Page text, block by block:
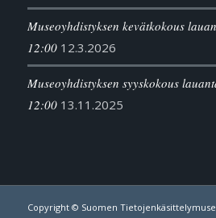
Museoyhdistyksen kevätkokous
12:00 12.3.2026
Museoyhdistyksen syyskokous
12:00 13.11.2025
Copyright © Suomen